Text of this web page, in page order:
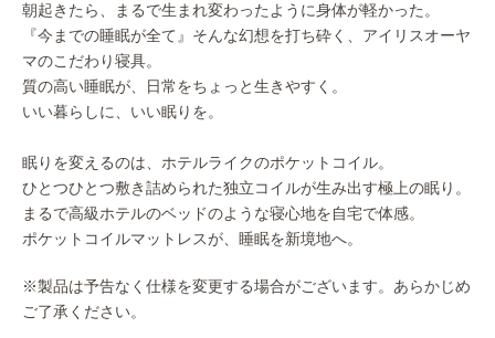
朝起きたら、まるで生まれ変わったように身体が軽かった。
『今までの睡眠が全て』そんな幻想を打ち砕く、アイリスオーヤ
マのこだわり寝具。
質の高い睡眠が、日常をちょっと生きやすく。
いい暮らしに、いい眠りを。
眠りを変えるのは、ホテルライクのポケットコイル。
ひとつひとつ敷き詰められた独立コイルが生み出す極上の眠り。
まるで高級ホテルのベッドのような寝心地を自宅で体感。
ポケットコイルマットレスが、睡眠を新境地へ。
※製品は予告なく仕様を変更する場合がございます。あらかじめ
ご了承ください。